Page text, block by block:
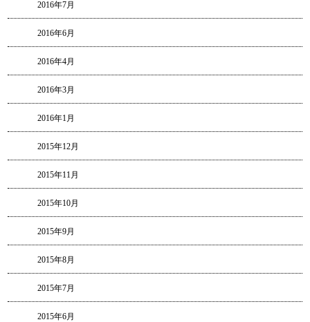
2016年7月
2016年6月
2016年4月
2016年3月
2016年1月
2015年12月
2015年11月
2015年10月
2015年9月
2015年8月
2015年7月
2015年6月